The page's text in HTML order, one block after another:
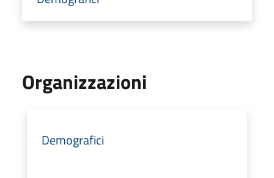
Organizzazioni
Demografici